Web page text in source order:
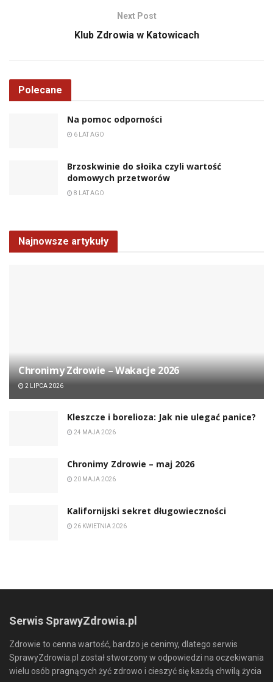
Next Post
Klub Zdrowia w Katowicach
Polecane
Na pomoc odporności
6 LAT AGO
Brzoskwinie do słoika czyli wartość
domowych przetworów
8 LAT AGO
Najnowsze artykuły
Chronimy Zdrowie ­– Wakacje 2026
2 LIPCA 2026
Kleszcze i borelioza: Jak nie ulegać panice?
24 MAJA 2026
Chronimy Zdrowie ­– maj 2026
20 MAJA 2026
Kalifornijski sekret długowieczności
26 KWIETNIA 2026
Serwis SprawyZdrowia.pl
Zdrowie to cenna wartość, bardzo je cenimy, dlatego serwis
SprawyZdrowia.pl został stworzony w odpowiedzi na oczekiwania
wielu osób pragnących żyć zdrowo i cieszyć się każdą chwilą życia